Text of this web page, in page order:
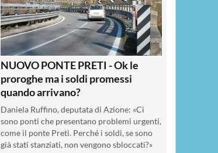
NUOVO PONTE PRETI - Ok le
proroghe ma i soldi promessi
quando arrivano?
Daniela Ruffino, deputata di Azione: «Ci
sono ponti che presentano problemi urgenti,
come il ponte Preti. Perché i soldi, se sono
già stati stanziati, non vengono sbloccati?»